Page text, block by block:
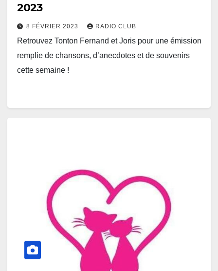
2023
8 FÉVRIER 2023 RADIO CLUB
Retrouvez Tonton Fernand et Joris pour une émission
remplie de chansons, d’anecdotes et de souvenirs
cette semaine !